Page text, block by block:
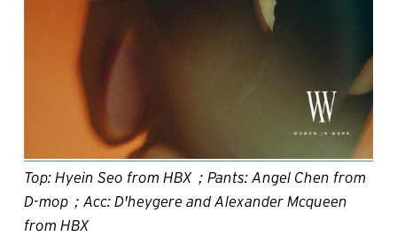
Top: Hyein Seo from HBX；Pants: Angel Chen from
D-mop；Acc: D'heygere and Alexander Mcqueen
from HBX